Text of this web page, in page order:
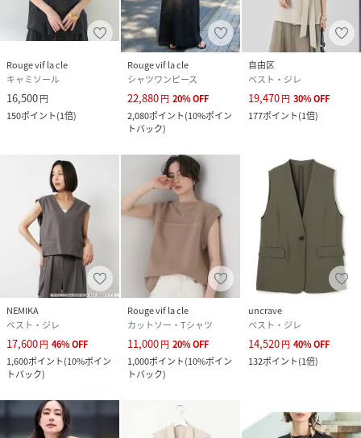
Rouge vif la cle
キャミソール
16,500円
150ポイント(1倍)
Rouge vif la cle
シャツワンピース
22,880円 20%OFF
2,080ポイント(10%ポイン
トバック)
自由区
ベスト・ジレ
19,470円 30%OFF
177ポイント(1倍)
NEMIKA
ベスト・ジレ
17,600円 46%OFF
1,600ポイント(10%ポイン
トバック)
Rouge vif la cle
カットソー・Tシャツ
11,000円 20%OFF
1,000ポイント(10%ポイン
トバック)
uncrave
ベスト・ジレ
14,520円 40%OFF
132ポイント(1倍)